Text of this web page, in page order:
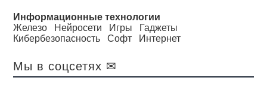
Информационные технологии
Железо
Нейросети Игры
Гаджеты
Кибербезопасность
Софт Интернет
Мы в соцсетях ✉